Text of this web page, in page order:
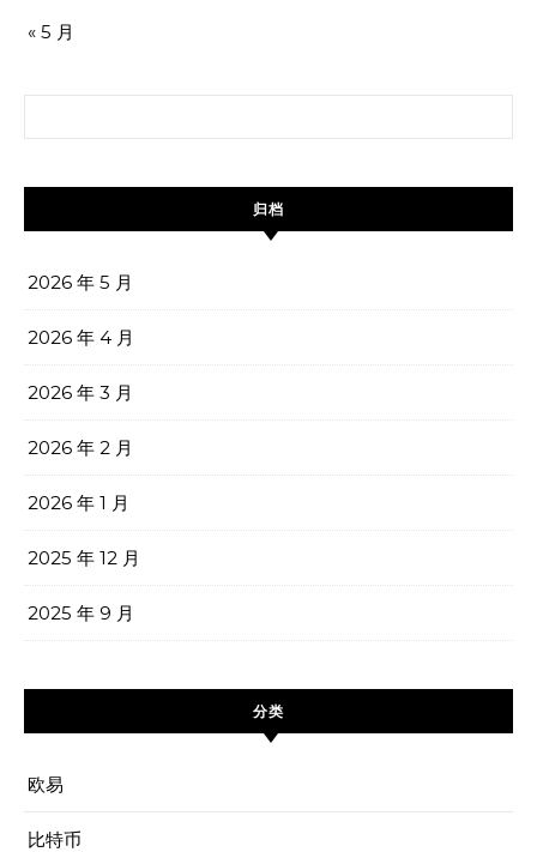
« 5 月
归档
2026 年 5 月
2026 年 4 月
2026 年 3 月
2026 年 2 月
2026 年 1 月
2025 年 12 月
2025 年 9 月
分类
欧易
比特币